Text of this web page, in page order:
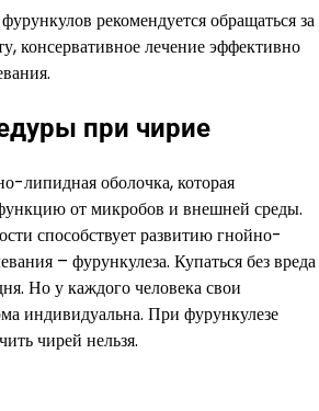
рекомендуется обращаться за
консервативное лечение эффективно
при чирие
липидная оболочка, которая
от микробов и внешней среды.
способствует развитию гнойно-
– фурункулеза. Купаться без вреда
Но у каждого человека свои
индивидуальна. При фурункулезе
чирей нельзя.